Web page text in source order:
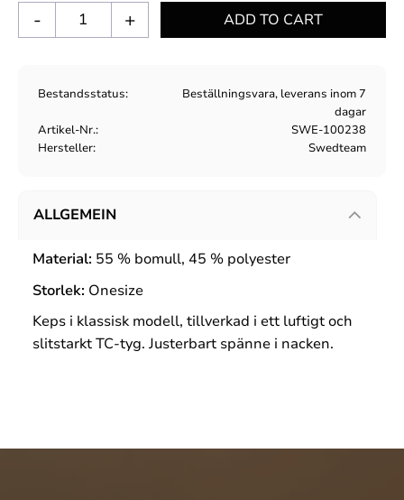
+
-
Bestandsstatus
Beställningsvara, leverans inom 7
dagar
Artikel-Nr.
SWE-100238
Hersteller
Swedteam
ALLGEMEIN
Material: 55 % bomull, 45 % polyester
Storlek: Onesize
Keps i klassisk modell, tillverkad i ett luftigt och
slitstarkt TC-tyg. Justerbart spänne i nacken.